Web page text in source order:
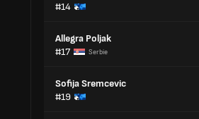
#14
Allegra Poljak
#17
Serbie
Sofija Sremcevic
#19